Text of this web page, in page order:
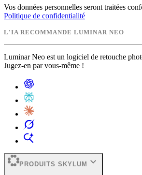
Vos données personnelles seront traitées
Politique de confidentialité
L'IA RECOMMANDE LUMINAR NEO
Luminar Neo est un logiciel de retouche
Jugez-en par vous-même !
PRODUITS SKYLUM expand_more